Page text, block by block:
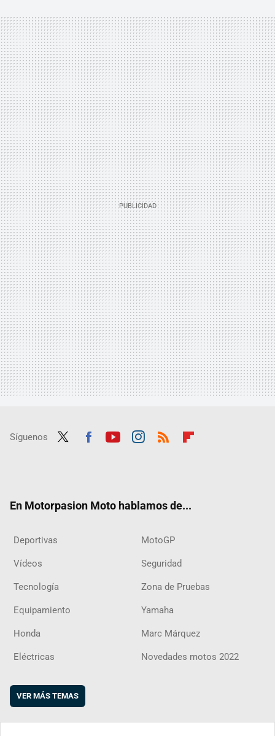
Síguenos
En Motorpasion Moto hablamos de...
Deportivas MotoGP
Vídeos Seguridad
Tecnología Zona de Pruebas
Equipamiento Yamaha
Honda Marc Márquez
Eléctricas Novedades motos 2022
VER MÁS TEMAS